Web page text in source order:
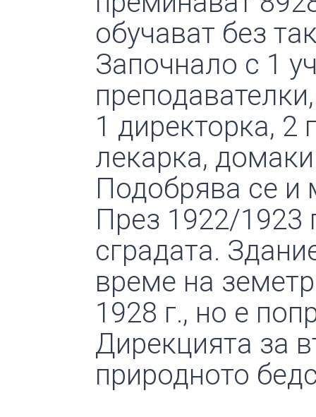
обучават без
Започнало с 1
1 директорка, 2
лекарка,
Подобрява се и
През 1922/1923
сградата.
време на
1928 г., но е
Дирекцията за
природното